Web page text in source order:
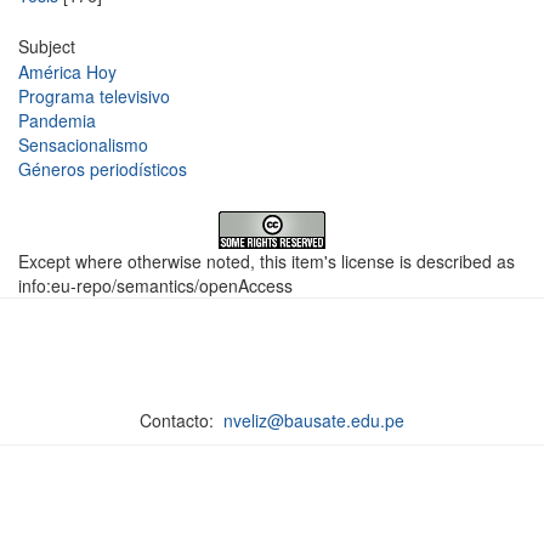
Subject
América Hoy
Programa televisivo
Pandemia
Sensacionalismo
Géneros periodísticos
Except where otherwise noted, this item's license is described as
info:eu-repo/semantics/openAccess
Contacto: nveliz@bausate.edu.pe